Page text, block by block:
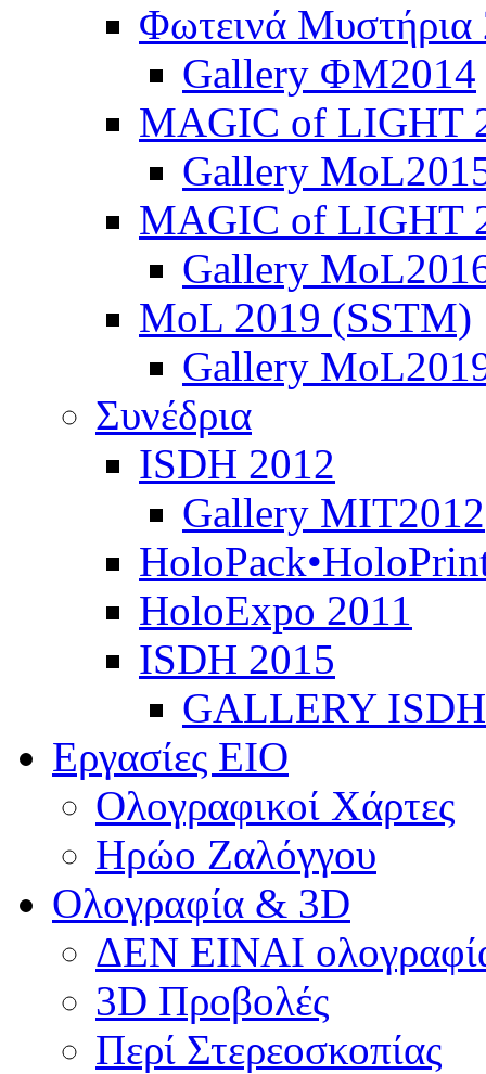
Φωτεινά Μυστήρια
Gallery ΦΜ2014
MAGIC of LIGHT
Gallery
MAGIC of LIGHT
Gallery
MoL 2019 (SSTM)
Gallery
Συνέδρια
ISDH 2012
Gallery MIT2012
HoloExpo 2011
ISDH 2015
GALLERY
Εργασίες ΕΙΟ
Ολογραφικοί Χάρτες
Ηρώο Ζαλόγγου
Ολογραφία & 3D
ΔΕΝ ΕΙΝΑΙ
3D Προβολές
Περί Στερεοσκοπίας